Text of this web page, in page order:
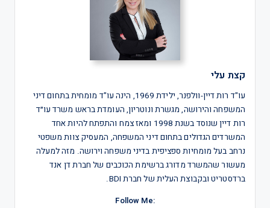
קצת עלי
עו"ד רות דיין-וולפנר, ילידת 1969, הינה עו"ד מומחית בתחום דיני
המשפחה והירושה, מגשרת ונוטריון, העומדת בראש משרד עו״ד
רות דיין שנוסד בשנת 1998 ומאז צמח והתפתח להיות אחד
המשרדים הגדולים בתחום דיני המשפחה, המעסיק צוות משפטי
נרחב בעל מומחיות ספציפית בדיני משפחה וירושה. מזה למעלה
מעשור שהמשרד מדורג ברשימת הכוכבים של חברת דן אנד
ברדסטריט ובקבוצת העלית של חברת BDI.
:Follow Me